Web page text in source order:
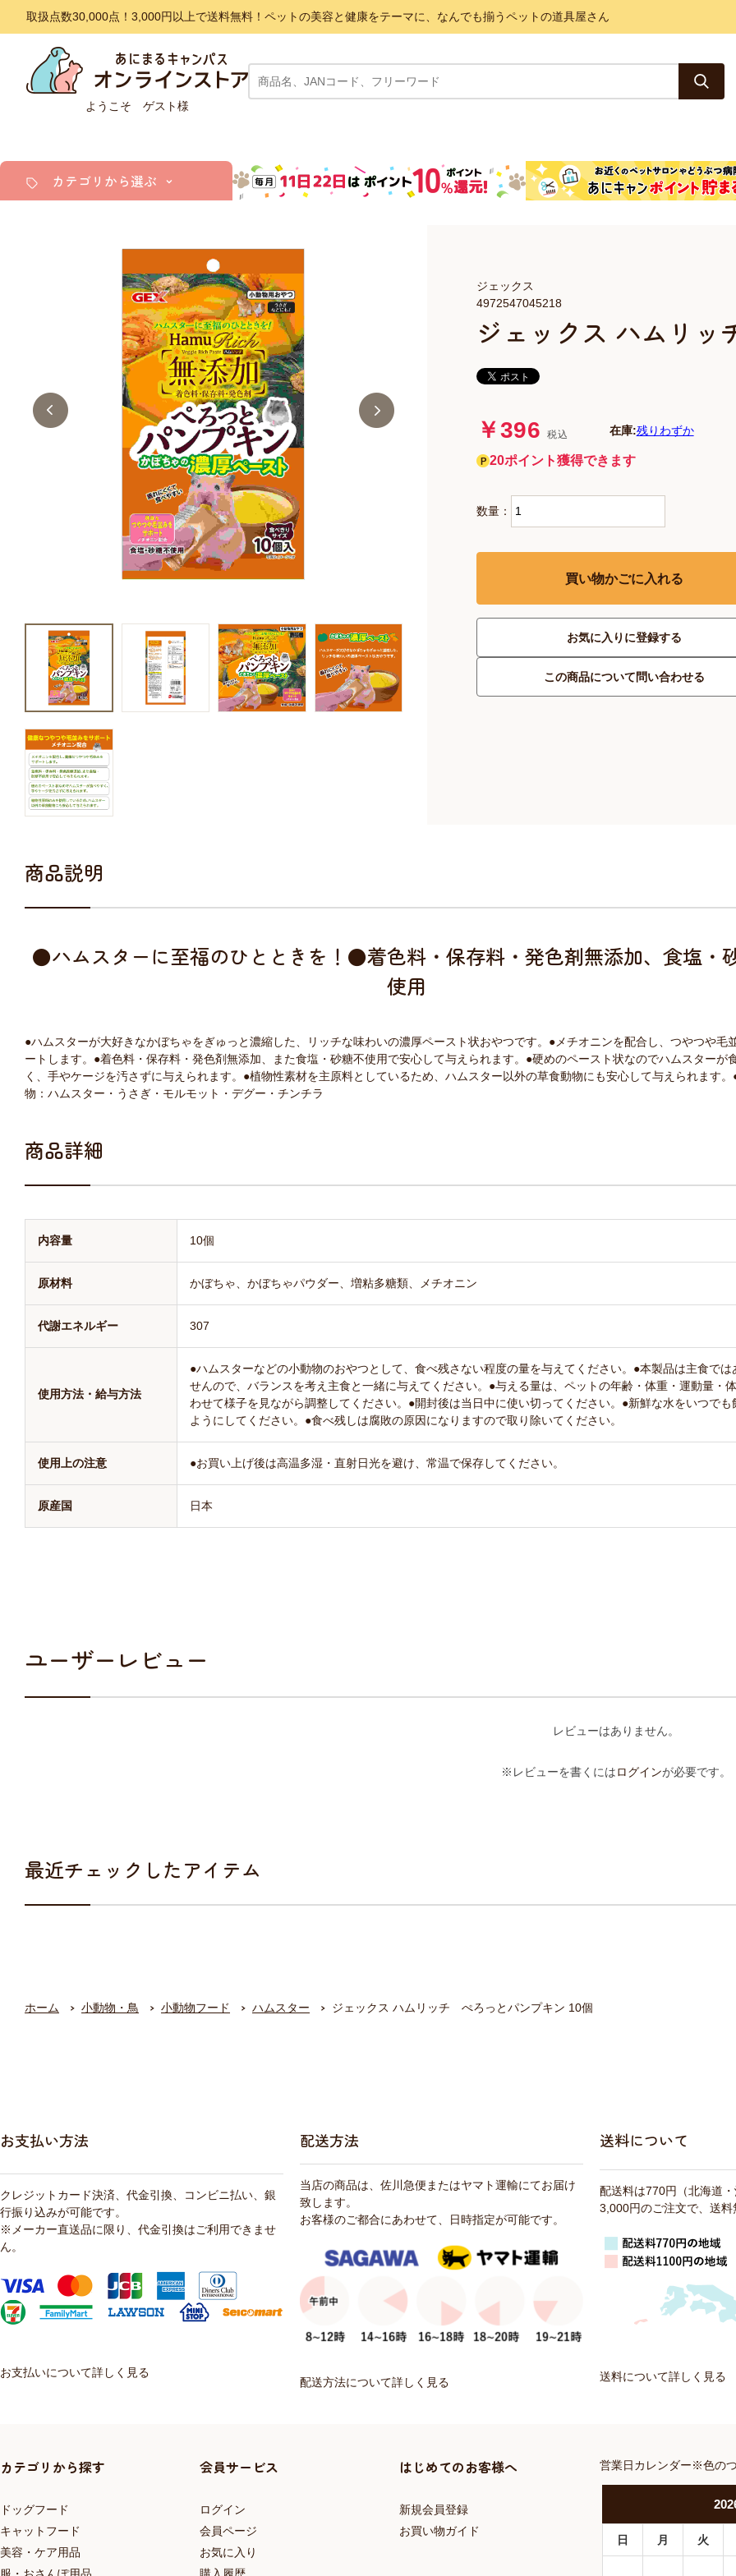
取扱点数30,000点！3,000円以上で送料無料！ペットの美容と健康をテーマに、なんでも揃うペットの道具屋さん
ようこそ ゲスト様
カテゴリから選ぶ
アクア・爬虫類・昆虫
キャットフード
美容・ケア用品
服・おさんぽ用品
日用品（デイリー）
ジェックス ハムリ
4972547045218
ジェックス
￥396 税込 在庫:残りわずか
20ポイント獲得できます
数量：
買い物かごに入れる
お気に入りに登録する
この商品について問い合わせる
商品説明
●ハムスターに至福のひとときを！●着色料・保存料・発色剤無添加、食塩・
使用
●ハムスターが大好きなかぼちゃをぎゅっと濃縮した、リッチな味わいの濃厚ペースト状おやつです。●メチオニンを配合し、つやつや毛
ートします。●着色料・保存料・発色剤無添加、また食塩・砂糖不使用で安心して与えられます。●硬めのペースト状なのでハムスターが
く、手やケージを汚さずに与えられます。●植物性素材を主原料としているため、ハムスター以外の草食動物にも安心して与えられます。
物：ハムスター・うさぎ・モルモット・デグー・チンチラ
商品詳細
内容量 10個
原材料 かぼちゃ、かぼちゃパウダー、増粘多糖類、メチオニン
代謝エネルギー 307
使用方法・給与方法
●ハムスターなどの小動物のおやつとして、食べ残さない程度の量を与えてください。●本製品は主食では
せんので、バランスを考え主食と一緒に与えてください。●与える量は、ペットの年齢・体重・運動量・
わせて様子を見ながら調整してください。●開封後は当日中に使い切ってください。●新鮮な水をいつでも
ようにしてください。●食べ残しは腐敗の原因になりますので取り除いてください。
使用上の注意 ●お買い上げ後は高温多湿・直射日光を避け、常温で保存してください。
原産国 日本
ユーザーレビュー
レビューはありません。
※レビューを書くにはログインが必要です。
最近チェックしたアイテム
ホーム 小動物・鳥 小動物フード ハムスター ジェックス ハムリッチ ぺろっとパンプキン 10個
お支払い方法
クレジットカード決済、代金引換、コンビニ払い、銀
行振り込みが可能です。
※メーカー直送品に限り、代金引換はご利用できませ
ん。
お支払いについて詳しく見る
配送方法
当店の商品は、佐川急便またはヤマト運輸にてお届け
致します。
お客様のご都合にあわせて、日時指定が可能です。
配送方法について詳しく見る
送料について
配送料は770円（北海道・
3,000円のご注文で、送料
送料について詳しく見る
カテゴリから探す
ドッグフード
キャットフード
美容・ケア用品
会員サービス
ログイン
会員ページ
お気に入り
はじめてのお客様へ
新規会員登録
お買い物ガイド
営業日カレンダー※色の
日 月 火